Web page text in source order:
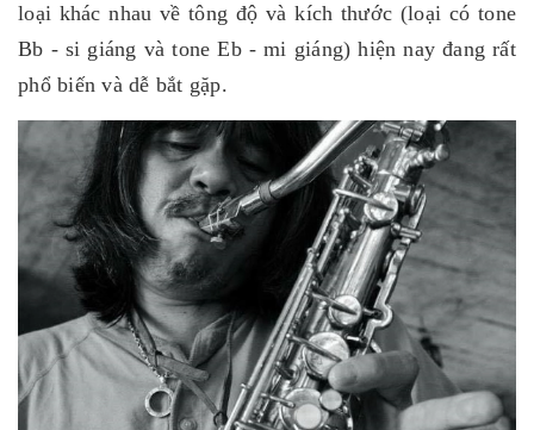
loại khác nhau về tông độ và kích thước (loại có tone
Bb - si giáng và tone Eb - mi giáng) hiện nay đang rất
phổ biến và dễ bắt gặp.